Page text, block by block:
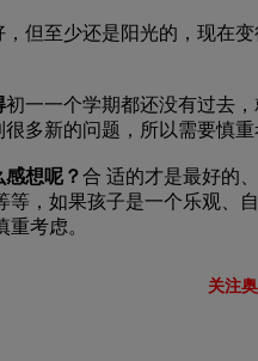
至少还是阳光的，现在变
初一一个学期都还没有过去
多新的问题，所以需要慎重
想呢？合 适的才是最好的
等，如果孩子是一个乐观
考虑。
关注